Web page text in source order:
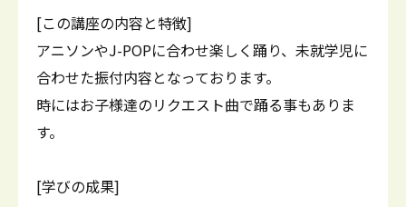
[この講座の内容と特徴]
アニソンやJ-POPに合わせ楽しく踊り、未就学児に
合わせた振付内容となっております。
時にはお子様達のリクエスト曲で踊る事もありま
す。
[学びの成果]